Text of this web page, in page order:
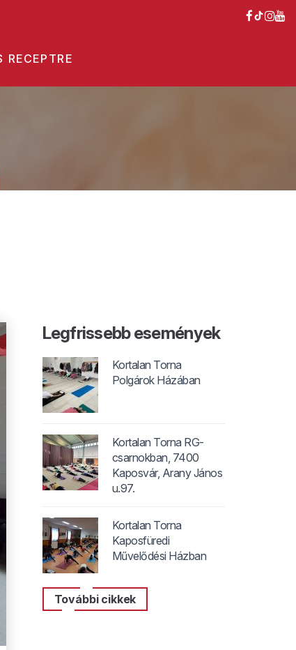
RECEPTRE
Legfrissebb események
Kortalan Torna
Polgárok Házában
Kortalan Torna RG-
csarnokban, 7400
Kaposvár, Arany János
u.97.
Kortalan Torna
Kaposfüredi
Művelődési Házban
További cikkek